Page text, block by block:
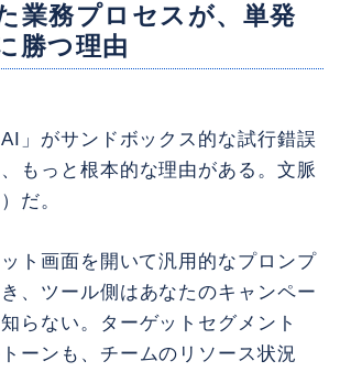
業務プロセスが、単発
勝つ理由
AI」がサンドボックス的な試行錯誤
もっと根本的な理由がある。文脈
だ。
ト画面を開いて汎用的なプロンプ
、ツール側はあなたのキャンペー
らない。ターゲットセグメント
ーンも、チームのリソース状況